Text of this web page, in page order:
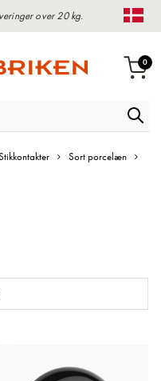
over 20 kg.
0
Sort porcelæn